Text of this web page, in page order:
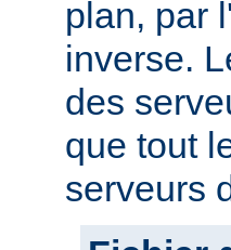
plan, par
inverse.
des
que tout
serveurs